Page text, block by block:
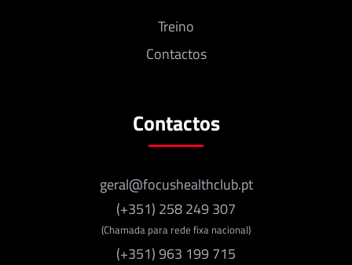
Treino
Contactos
Contactos
geral@focushealthclub.pt
(+351) 258 249 307
(Chamada para rede fixa nacional)
(+351) 963 199 715